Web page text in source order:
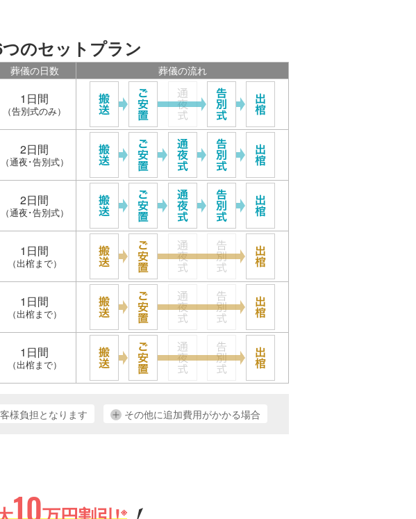
のセットプラン
葬儀の日数 葬儀の流れ
1日間
（告別式のみ）
2日間
（通夜･告別式）
2日間
（通夜･告別式）
1日間
（出棺まで）
1日間
（出棺まで）
1日間
（出棺まで）
様負担となります その他に追加費用がかかる場合
10 ※